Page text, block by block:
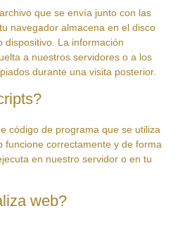
que se envía junto con las
navegador almacena en el disco
La información
a nuestros servidores o a los
durante una visita posterior.
código de programa que se utiliza
funcione correctamente y de forma
en nuestro servidor o en tu
web?